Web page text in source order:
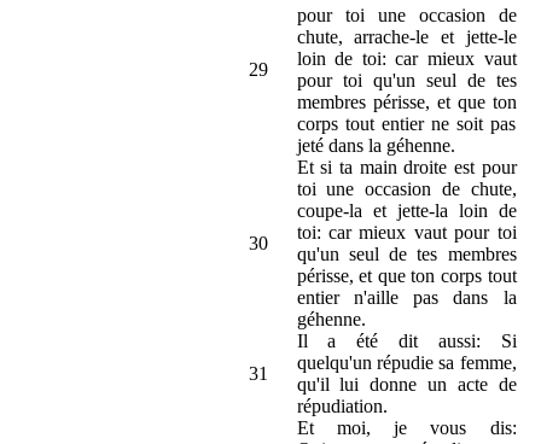
29
pour toi une occasion de
chute, arrache-le et jette-le
loin de toi: car mieux vaut
pour toi qu'un seul de tes
membres périsse, et que ton
corps tout entier ne soit pas
jeté dans la géhenne.
30
Et si ta main droite est pour
toi une occasion de chute,
coupe-la et jette-la loin de
toi: car mieux vaut pour toi
qu'un seul de tes membres
périsse, et que ton corps tout
entier n'aille pas dans la
géhenne.
31
Il a été dit aussi: Si
quelqu'un répudie sa femme,
qu'il lui donne un acte de
répudiation.
Et moi, je vous dis: